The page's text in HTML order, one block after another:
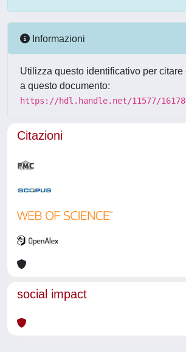
Informazioni
Utilizza questo identificativo per citare
a questo documento:
https://hdl.handle.net/11577/
Citazioni
social impact